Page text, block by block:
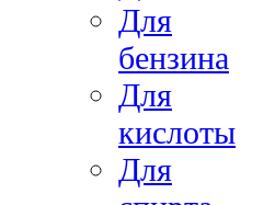
Для
бензина
Для
кислоты
Для